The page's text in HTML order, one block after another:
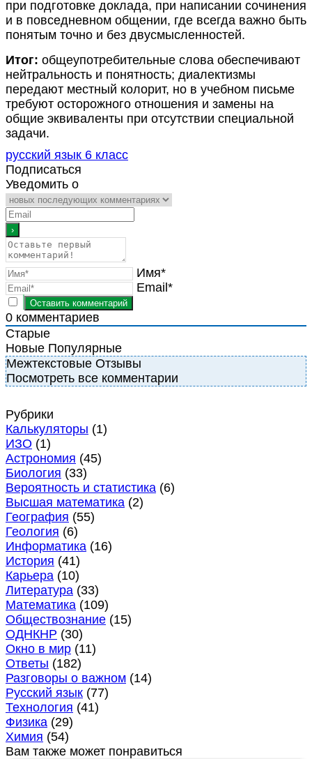
при подготовке доклада, при написании сочинения
и в повседневном общении, где всегда важно быть
понятым точно и без двусмысленностей.
Итог: общеупотребительные слова обеспечивают
нейтральность и понятность; диалектизмы
передают местный колорит, но в учебном письме
требуют осторожного отношения и замены на
общие эквиваленты при отсутствии специальной
задачи.
русский язык 6 класс
Подписаться
Уведомить о
Имя*
Email*
0 комментариев
Старые
Новые Популярные
Межтекстовые Отзывы
Посмотреть все комментарии
Рубрики
Калькуляторы (1)
ИЗО (1)
Астрономия (45)
Биология (33)
Вероятность и статистика (6)
Высшая математика (2)
География (55)
Геология (6)
Информатика (16)
История (41)
Карьера (10)
Литература (33)
Математика (109)
Обществознание (15)
ОДНКНР (30)
Окно в мир (11)
Ответы (182)
Разговоры о важном (14)
Русский язык (77)
Технология (41)
Физика (29)
Химия (54)
Вам также может понравиться